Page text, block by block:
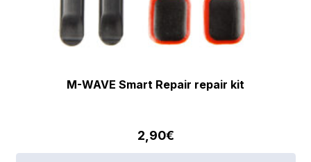
M-WAVE Smart Repair repair kit
2,90€